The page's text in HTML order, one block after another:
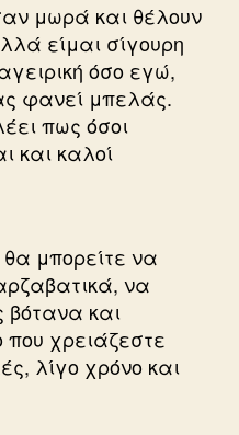
μωρά και θέλουν
είμαι σίγουρη
όσο εγώ,
φανεί μπελάς.
πως όσοι
και καλοί
θα μπορείτε να
να
βότανα και
που χρειάζεστε
λίγο χρόνο και